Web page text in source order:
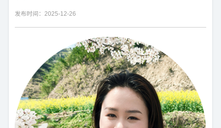
发布时间：2025-12-26